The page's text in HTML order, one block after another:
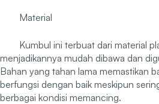
Material
Kumbul ini terbuat dari material
menjadikannya mudah dibawa dan
Bahan yang tahan lama memastikan
berfungsi dengan baik meskipun
berbagai kondisi memancing.